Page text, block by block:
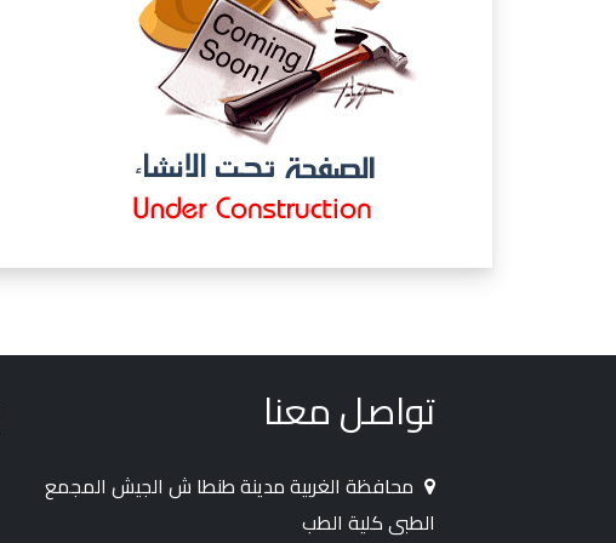
تواصل معنا
محافظة الغربية مدينة طنطا ش الجيش المجمع
الطبى كلية الطب